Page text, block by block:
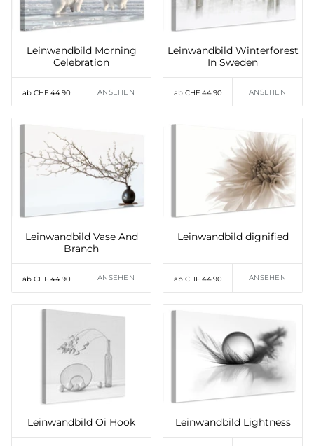
Leinwandbild Morning
Celebration
ab CHF 44.90 ANSEHEN
Leinwandbild Winterforest
In Sweden
ab CHF 44.90 ANSEHEN
Leinwandbild Vase And
Branch
ab CHF 44.90 ANSEHEN
Leinwandbild dignified
ab CHF 44.90 ANSEHEN
Leinwandbild Oi Hook Leinwandbild Lightness